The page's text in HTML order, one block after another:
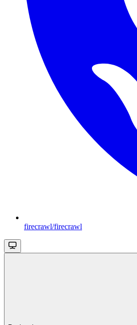
firecrawl/firecrawl